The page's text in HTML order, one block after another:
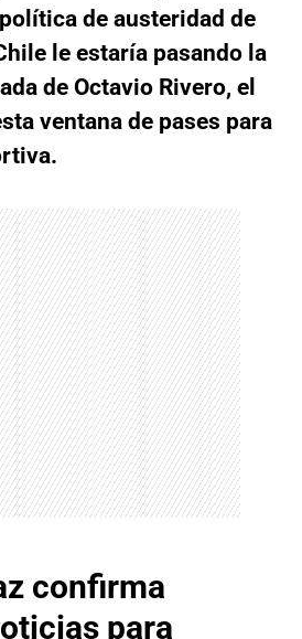
política de austeridad de
le estaría pasando la
de Octavio Rivero, el
ventana de pases para
confirma
para